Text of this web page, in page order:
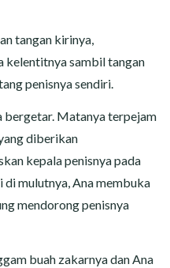
tangan kirinya,
kelentitnya sambil tangan
penisnya sendiri.
bergetar. Matanya terpejam
diberikan
kepala penisnya pada
di mulutnya, Ana membuka
mendorong penisnya
buah zakarnya dan Ana